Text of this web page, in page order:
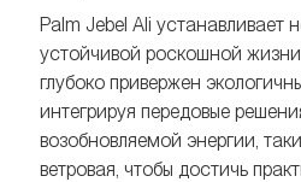
Palm Jebel Ali устанавливает
устойчивой роскошной
глубоко привержен
интегрируя передовые
возобновляемой энергии,
ветровая, чтобы достичь